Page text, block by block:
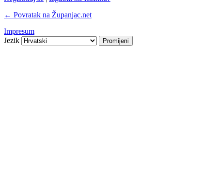
← Povratak na Županjac.net
Impresum
Jezik